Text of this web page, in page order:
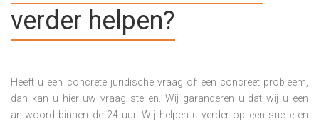
verder helpen?
Heeft u een concrete juridische vraag of een concreet probleem,
dan kan u hier uw vraag stellen. Wij garanderen u dat wij u een
antwoord binnen de 24 uur. Wij helpen u verder op een snelle en